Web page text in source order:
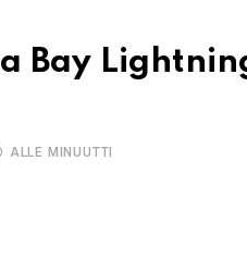
Bay
ALLE MINUUTTI